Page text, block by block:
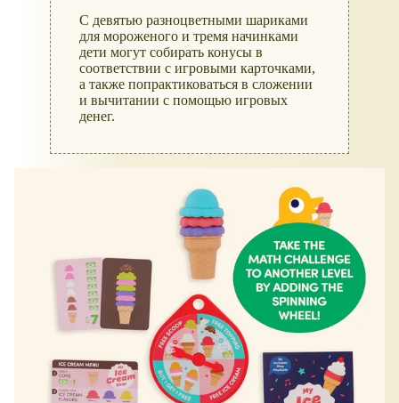
С девятью разноцветными шариками
для мороженого и тремя начинками
дети могут собирать конусы в
соответствии с игровыми карточками,
а также попрактиковаться в сложении
и вычитании с помощью игровых
денег.